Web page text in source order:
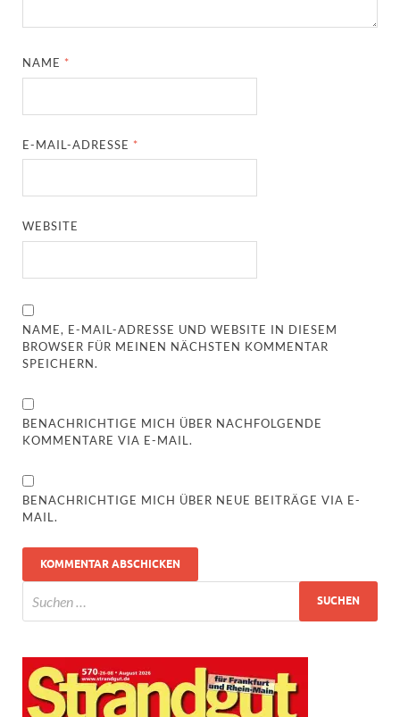
NAME *
E-MAIL-ADRESSE *
WEBSITE
NAME, E-MAIL-ADRESSE UND WEBSITE IN DIESEM
BROWSER FÜR MEINEN NÄCHSTEN KOMMENTAR
SPEICHERN.
BENACHRICHTIGE MICH ÜBER NACHFOLGENDE
KOMMENTARE VIA E-MAIL.
BENACHRICHTIGE MICH ÜBER NEUE BEITRÄGE VIA E-
MAIL.